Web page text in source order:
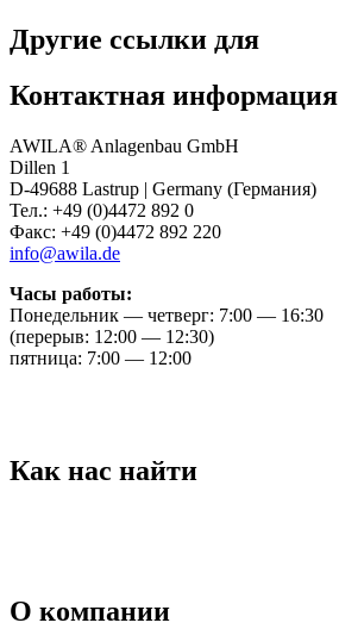
Другие ссылки для
Контактная информация
AWILA® Anlagenbau GmbH
Dillen 1
D-49688 Lastrup | Germany (Германия)
Тел.: +49 (0)4472 892 0
Факс: +49 (0)4472 892 220
info@awila.de
Часы работы:
Понедельник — четверг: 7:00 — 16:30
(перерыв: 12:00 — 12:30)
пятница: 7:00 — 12:00
Как нас найти
О компании